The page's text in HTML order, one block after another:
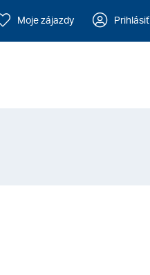
Moje zájazdy Prihlásiť